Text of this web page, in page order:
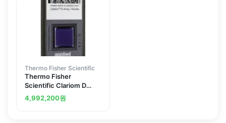
Thermo Fisher Scientific
Thermo Fisher
Scientific Clariom D
Array, human
4,992,200원